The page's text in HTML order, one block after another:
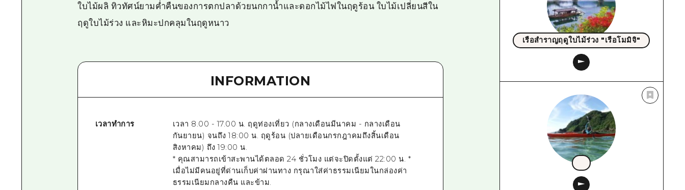
ใบไม้ผลิ ทิวทัศน์ยามค่ำคืนของการตกปลาด้วยนกกาน้ำและดอกไม้ไฟในฤดูร้อน ใบไม้เปลี่ยนสีใน
ฤดูใบไม้ร่วง และหิมะปกคลุมในฤดูหนาว
INFORMATION
เวลาทำการ
เวลา 8.00 - 17.00 น. ฤดูท่องเที่ยว (กลางเดือนมีนาคม - กลางเดือน
กันยายน) จนถึง 18:00 น. ฤดูร้อน (ปลายเดือนกรกฎาคมถึงสิ้นเดือน
สิงหาคม) ถึง 19:00 น.
* คุณสามารถเข้าสะพานได้ตลอด 24 ชั่วโมง แต่จะปิดตั้งแต่ 22:00 น. *
เมื่อไม่มีคนอยู่ที่ด่านเก็บค่าผ่านทาง กรุณาใส่ค่าธรรมเนียมในกล่องค่า
ธรรมเนียมกลางคืน และข้าม.
เรือสำราญฤดูใบไม้ร่วง "เรือโมมิจิ"